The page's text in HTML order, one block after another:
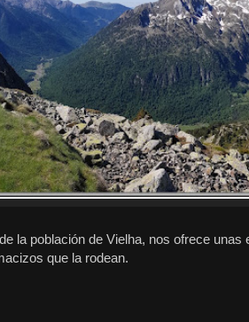
la población de Vielha, nos ofrece
que la rodean.